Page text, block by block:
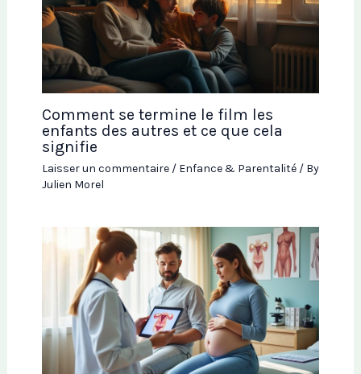
Comment se termine le film les
enfants des autres et ce que cela
signifie
Laisser un commentaire / Enfance & Parentalité/ By
Julien Morel